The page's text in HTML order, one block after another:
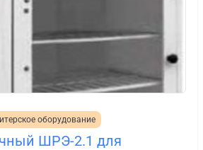
оборудование
ШРЭ-2.1 для